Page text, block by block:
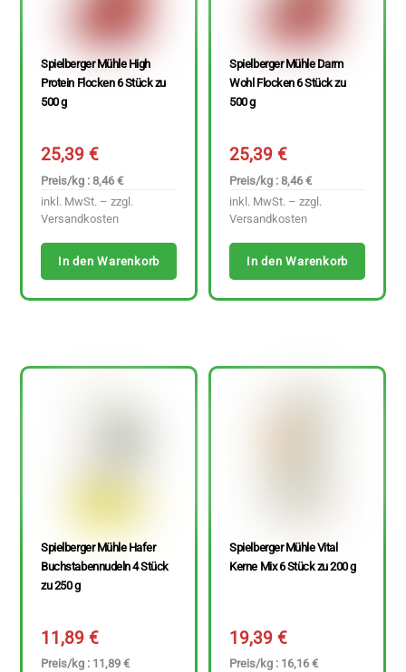
Spielberger Mühle High
Protein Flocken 6 Stück zu
500 g
25,39€
Preis/kg : 8,46 €
inkl. MwSt. – zzgl.
Versandkosten
In den Warenkorb
Spielberger Mühle Darm
Wohl Flocken 6 Stück zu
500 g
25,39€
Preis/kg : 8,46 €
inkl. MwSt. – zzgl.
Versandkosten
In den Warenkorb
Spielberger Mühle Hafer
Buchstabennudeln 4 Stück
zu 250 g
11,89€
Preis/kg : 11,89 €
Spielberger Mühle Vital
Kerne Mix 6 Stück zu 200 g
19,39€
Preis/kg : 16,16 €